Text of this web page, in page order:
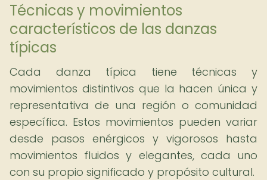
Técnicas y movimientos
característicos de las danzas
típicas
Cada danza típica tiene técnicas y
movimientos distintivos que la hacen única y
representativa de una región o comunidad
específica. Estos movimientos pueden variar
desde pasos enérgicos y vigorosos hasta
movimientos fluidos y elegantes, cada uno
con su propio significado y propósito cultural.